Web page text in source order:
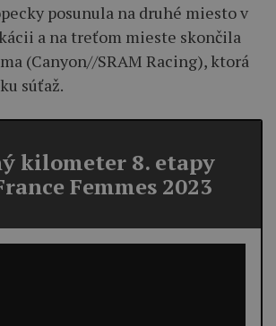
posunula na druhé miesto v
a na treťom mieste skončila
(Canyon//SRAM Racing), ktorá
súťaž.
kilometer 8. etapy
Femmes 2023